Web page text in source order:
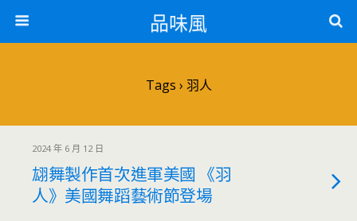
品味風
Tags › 羽人
2024 年 6 月 12 日
翃舞製作首次進軍美國 《羽
人》美國舞蹈藝術節登場